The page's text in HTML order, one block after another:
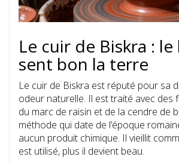
Le cuir de Biskra :
sent bon la terre
Le cuir de Biskra est réputé pour sa
odeur naturelle. Il est traité avec des
du marc de raisin et de la cendre de
méthode qui date de l’époque
aucun produit chimique. Il vieillit
est utilisé, plus il devient beau.